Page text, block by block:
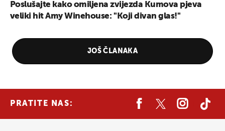
Poslušajte kako omiljena zvijezda Kumova pjeva
veliki hit Amy Winehouse: ''Koji divan glas!''
JOŠ ČLANAKA
PRATITE NAS: